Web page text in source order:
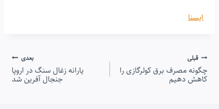
ایسنا
راهبری
نوشته
قبلی
چگونه مصرف برق کولرگازی را
کاهش دهیم
بعدی
یارانه زغال سنگ در اروپا
جنجال آفرین شد